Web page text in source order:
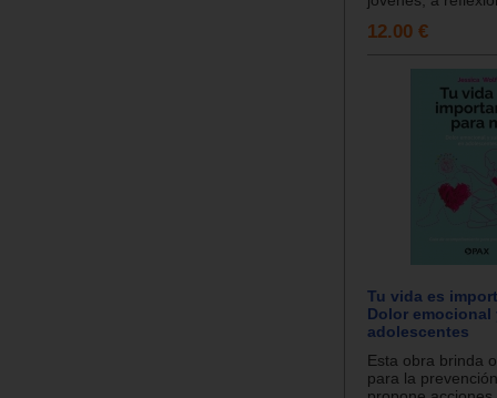
12.00 €
Tu vida es
Dolor
adolescentes
Esta obra brinda
para la